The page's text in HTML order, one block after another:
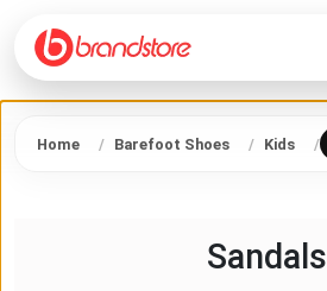
Home Barefoot Shoes Kids
Sandals